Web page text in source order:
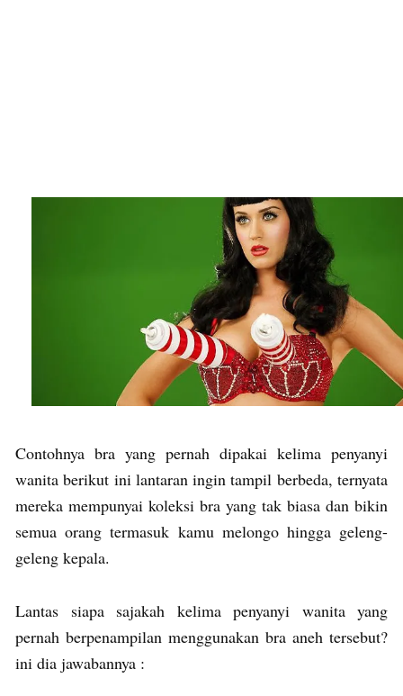
Contohnya bra yang pernah dipakai kelima penyanyi
wanita berikut ini lantaran ingin tampil berbeda, ternyata
mereka mempunyai koleksi bra yang tak biasa dan bikin
semua orang termasuk kamu melongo hingga geleng-
geleng kepala.
Lantas siapa sajakah kelima penyanyi wanita yang
pernah berpenampilan menggunakan bra aneh tersebut?
ini dia jawabannya :